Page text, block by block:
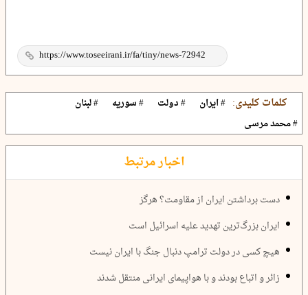
کلمات کلیدی: # ایران # دولت # سوریه
# لبنان
# محمد مرسی
اخبار مرتبط
دست برداشتن ایران از مقاومت؟ هرگز
ایران بزرگ‌ترین تهدید علیه اسرائیل است
هیچ کسی در دولت ترامپ دنبال جنگ با ایران نیست
زائر و اتباع بودند و با هواپیمای ایرانی منتقل شدند